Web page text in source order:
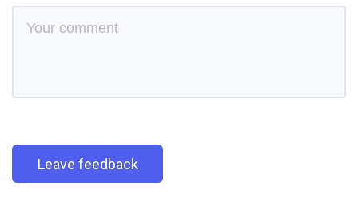
Leave feedback